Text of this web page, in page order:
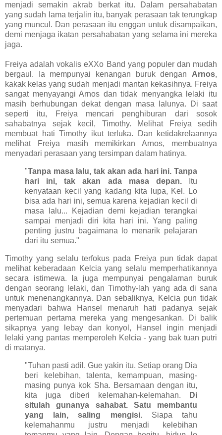
menjadi semakin akrab berkat itu. Dalam persahabatan
yang sudah lama terjalin itu, banyak perasaan tak terungkap
yang muncul. Dan perasaan itu enggan untuk disampaikan,
demi menjaga ikatan persahabatan yang selama ini mereka
jaga.
Freiya adalah vokalis eXXo Band yang populer dan mudah
bergaul. Ia mempunyai kenangan buruk dengan Arnos,
kakak kelas yang sudah menjadi mantan kekasihnya. Freiya
sangat menyayangi Arnos dan tidak menyangka lelaki itu
masih berhubungan dekat dengan masa lalunya. Di saat
seperti itu, Freiya mencari penghiburan dari sosok
sahabatnya sejak kecil, Timothy. Melihat Freiya sedih
membuat hati Timothy ikut terluka. Dan ketidakrelaannya
melihat Freiya masih memikirkan Arnos, membuatnya
menyadari perasaan yang tersimpan dalam hatinya.
"Tanpa masa lalu, tak akan ada hari ini. Tanpa
hari ini, tak akan ada masa depan.Itu
kenyataan kecil yang kadang kita lupa, Kel. Lo
bisa ada hari ini, semua karena kejadian kecil di
masa lalu... Kejadian demi kejadian terangkai
sampai menjadi diri kita hari ini. Yang paling
penting justru bagaimana lo menarik pelajaran
dari itu semua."
Timothy yang selalu terfokus pada Freiya pun tidak dapat
melihat keberadaan Kelcia yang selalu memperhatikannya
secara istimewa. Ia juga mempunyai pengalaman buruk
dengan seorang lelaki, dan Timothy-lah yang ada di sana
untuk menenangkannya. Dan sebaliknya, Kelcia pun tidak
menyadari bahwa Hansel menaruh hati padanya sejak
pertemuan pertama mereka yang mengesankan. Di balik
sikapnya yang lebay dan konyol, Hansel ingin menjadi
lelaki yang pantas memperoleh Kelcia - yang bak tuan putri
di matanya.
"Tuhan pasti adil. Gue yakin itu. Setiap orang Dia
beri kelebihan, talenta, kemampuan, masing-
masing punya kok Sha. Bersamaan dengan itu,
kita juga diberi kelemahan-kelemahan.
Di
situlah gunanya sahabat. Satu membantu
yang lain, saling mengisi.Siapa tahu
kelemahanmu justru menjadi kelebihan